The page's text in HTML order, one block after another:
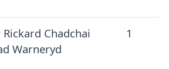
Chadchai
Warneryd
1